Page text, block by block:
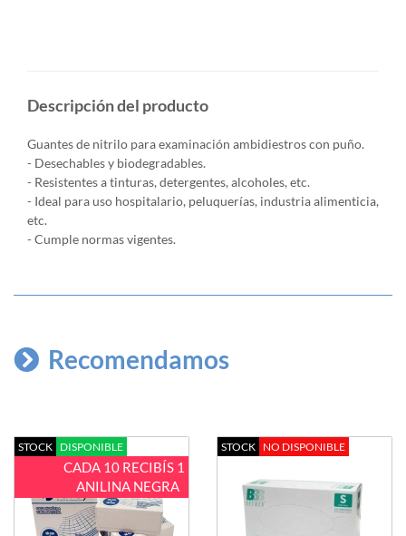
Descripción del producto
Guantes de nitrilo para examinación ambidiestros con puño.
- Desechables y biodegradables.
- Resistentes a tinturas, detergentes, alcoholes, etc.
- Ideal para uso hospitalario, peluquerías, industria alimenticia,
etc.
- Cumple normas vigentes.
Recomendamos
STOCK DISPONIBLE
CADA 10 RECIBÍS 1
ANILINA NEGRA
STOCK NO DISPONIBLE